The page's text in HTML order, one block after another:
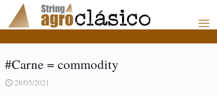
#Carne = commodity
28/05/2021